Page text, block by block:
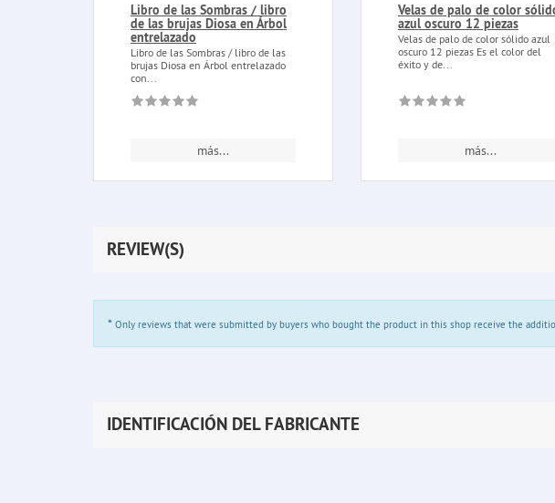
Libro de las Sombras / libro
de las brujas Diosa en Árbol
entrelazado
Libro de las Sombras / libro de las
brujas Diosa en Árbol entrelazado
con...
más...
Velas de palo de color
azul oscuro 12 piezas
Velas de palo de color sólido azul
oscuro 12 piezas Es el color del
éxito y de...
más...
REVIEW(S)
* Only reviews that were submitted by buyers who bought the product in this shop receive the
IDENTIFICACIÓN DEL FABRICANTE